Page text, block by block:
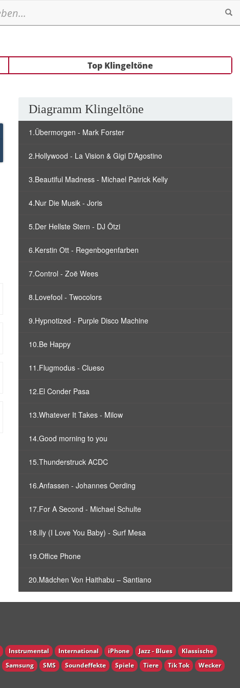
Top Klingeltöne
Diagramm Klingeltöne
1.Übermorgen - Mark Forster
2.Hollywood - La Vision & Gigi D’Agostino
3.Beautiful Madness - Michael Patrick Kelly
4.Nur Die Musik - Joris
5.Der Hellste Stern - DJ Ötzi
6.Kerstin Ott - Regenbogenfarben
7.Control - Zoë Wees
8.Lovefool - Twocolors
9.Hypnotized - Purple Disco Machine
10.Be Happy
11.Flugmodus - Clueso
12.El Conder Pasa
13.Whatever It Takes - Milow
14.Good morning to you
15.Thunderstruck ACDC
16.Anfassen - Johannes Oerding
17.For A Second - Michael Schulte
18.Ily (I Love You Baby) - Surf Mesa
19.Office Phone
20.Mädchen Von Haithabu – Santiano
Instrumental International iPhone Jazz - Blues
Klassische
Samsung SMS Soundeffekte Spiele Tiere Tik Tok
Wecker